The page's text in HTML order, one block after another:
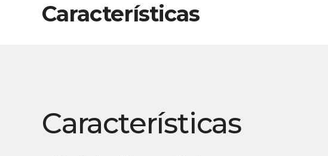
Características
Características